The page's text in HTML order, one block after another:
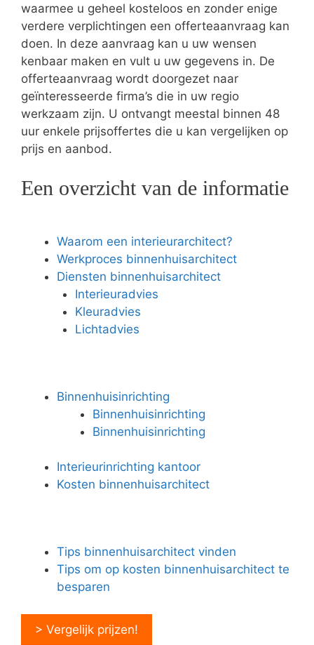
waarmee u geheel kosteloos en zonder enige
verdere verplichtingen een offerteaanvraag kan
doen. In deze aanvraag kan u uw wensen
kenbaar maken en vult u uw gegevens in. De
offerteaanvraag wordt doorgezet naar
geïnteresseerde firma’s die in uw regio
werkzaam zijn. U ontvangt meestal binnen 48
uur enkele prijsoffertes die u kan vergelijken op
prijs en aanbod.
Een overzicht van de informatie
Waarom een interieurarchitect?
Werkproces binnenhuisarchitect
Diensten binnenhuisarchitect
Interieuradvies
Kleuradvies
Lichtadvies
Binnenhuisinrichting
Binnenhuisinrichting
Binnenhuisinrichting
Interieurinrichting kantoor
Kosten binnenhuisarchitect
Tips binnenhuisarchitect vinden
Tips om op kosten binnenhuisarchitect te
besparen
> Vergelijk prijzen!